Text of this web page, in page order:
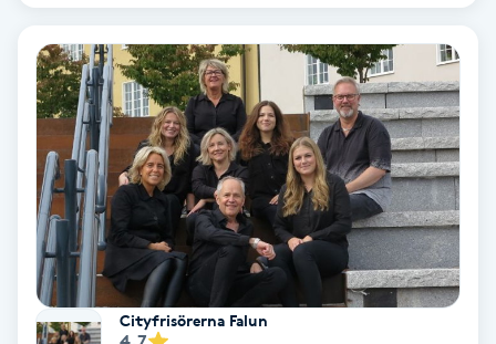
Regndroppsmassage
Reiki
Reikihealing
Reiki massage
Restorative Yoga
Rosacea Cityfrisörerna Falun